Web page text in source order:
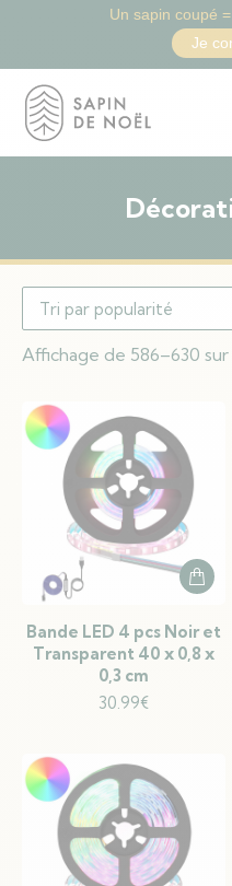
Affichage de 586–630
Bande LED 4 pcs Noir et
Transparent 40 x 0,8 x
0,3 cm
30.99€
Un sapin coupé
Je